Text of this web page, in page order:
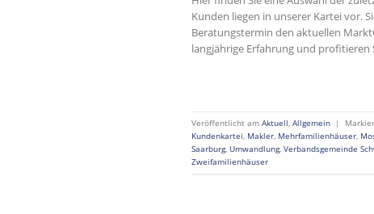
Kunden liegen in unserer Kartei vor.
Beratungstermin den aktuellen
langjährige Erfahrung und profitieren
Veröffentlicht am Aktuell, Allgemein |
Kundenkartei, Makler, Mehrfamilienhäuser,
Saarburg, Umwandlung, Verbandsgemeinde
Zweifamilienhäuser